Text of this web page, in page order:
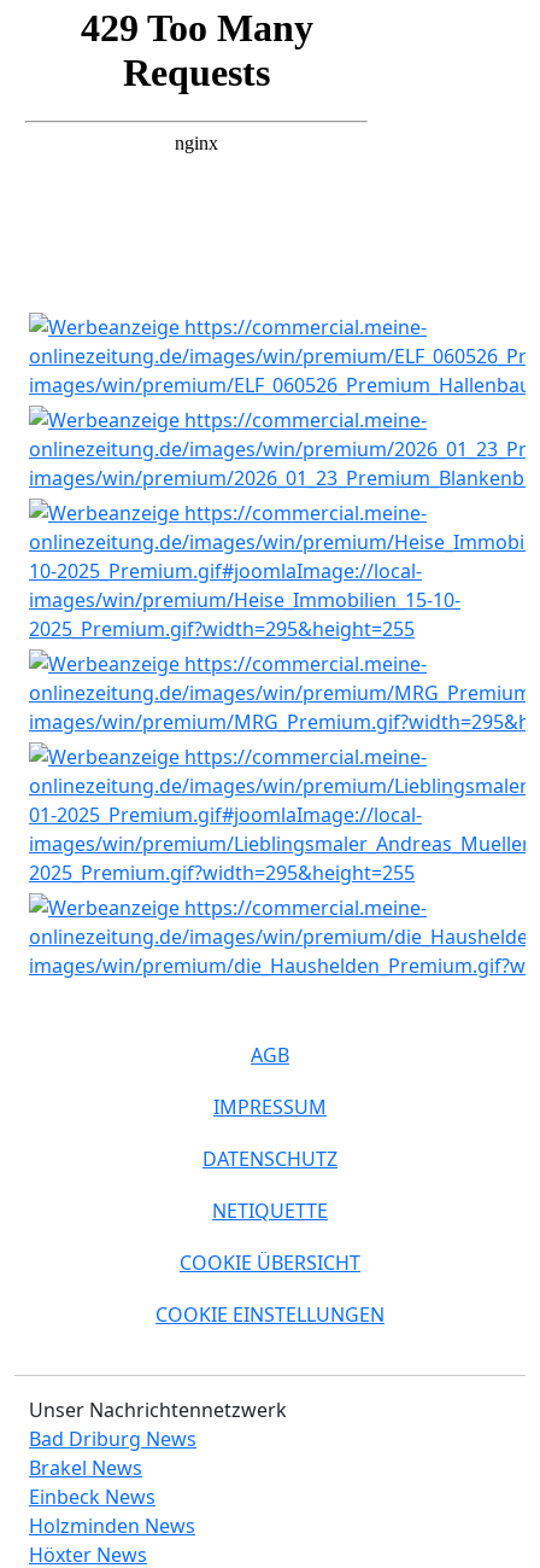
AGB
IMPRESSUM
DATENSCHUTZ
NETIQUETTE
COOKIE ÜBERSICHT
COOKIE EINSTELLUNGEN
Unser Nachrichtennetzwerk
Bad Driburg News
Brakel News
Einbeck News
Holzminden News
Höxter News